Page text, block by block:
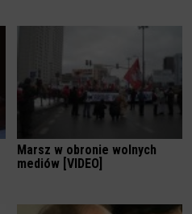
Marsz w obronie wolnych
mediów [VIDEO]